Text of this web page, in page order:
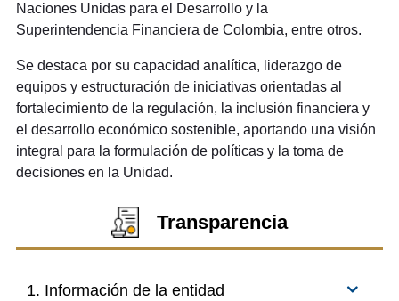
Naciones Unidas para el Desarrollo y la
Superintendencia Financiera de Colombia, entre otros.
Se destaca por su capacidad analítica, liderazgo de
equipos y estructuración de iniciativas orientadas al
fortalecimiento de la regulación, la inclusión financiera y
el desarrollo económico sostenible, aportando una visión
integral para la formulación de políticas y la toma de
decisiones en la Unidad.
Transparencia
1. Información de la entidad